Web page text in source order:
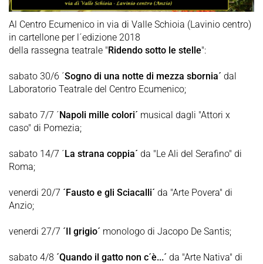
Al Centro Ecumenico in via di Valle Schioia (Lavinio centro)
in cartellone per l´edizione 2018
della rassegna teatrale "Ridendo sotto le stelle":
sabato 30/6 ´Sogno di una notte di mezza sbornia´ dal
Laboratorio Teatrale del Centro Ecumenico;
sabato 7/7 ´Napoli mille colori´ musical dagli "Attori x
caso" di Pomezia;
sabato 14/7 ´La strana coppia´ da "Le Ali del Serafino" di
Roma;
venerdi 20/7 ´Fausto e gli Sciacalli´ da "Arte Povera" di
Anzio;
venerdi 27/7 ´Il grigio´ monologo di Jacopo De Santis;
sabato 4/8 ´Quando il gatto non c´è...´ da "Arte Nativa" di